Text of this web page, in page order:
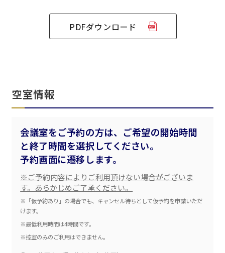
PDFダウンロード
空室情報
会議室をご予約の方は、ご希望の開始時間
と終了時間を選択してください。
予約画面に遷移します。
※ご予約内容によりご利用頂けない場合がございま
す。あらかじめご了承ください。
※「仮予約あり」の場合でも、キャンセル待ちとして仮予約を申請いただ
けます。
※最低利用時間は4時間です。
※控室のみのご利用はできません。
ベルサール西新宿
ベルサール高田馬場
ベルサール神田
ベルサール半蔵門
ベルサール飯田橋駅前
ベルサール飯田橋ファースト
渋谷エリア
ベルサール六本木グランドコンファレンスセンター
ベルサール六本木
ベルサール芝公園
ベルサール東京汐留コンファレンスセンター
ベルサール三田ガーデン
東京ガーデンシアター
ベルサール有明コンファレンスセンター
ベルサール羽田空港
日時
日付／開始・終了時間から選ぶ
時間単位で選ぶ
人数／レイアウト※複数選択可能